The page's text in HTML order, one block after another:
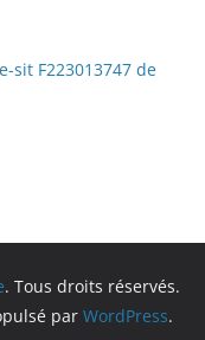
sit F223013747 de
. Tous droits réservés.
par WordPress.